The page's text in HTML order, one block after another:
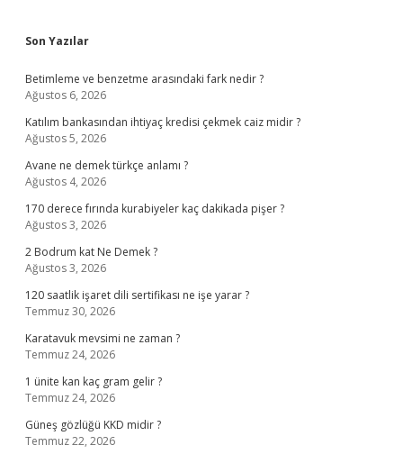
Sidebar
Son Yazılar
Betimleme ve benzetme arasındaki fark nedir ?
Ağustos 6, 2026
Katılım bankasından ihtiyaç kredisi çekmek caiz midir ?
Ağustos 5, 2026
Avane ne demek türkçe anlamı ?
Ağustos 4, 2026
170 derece fırında kurabiyeler kaç dakikada pişer ?
Ağustos 3, 2026
2 Bodrum kat Ne Demek ?
Ağustos 3, 2026
120 saatlik işaret dili sertifikası ne işe yarar ?
Temmuz 30, 2026
Karatavuk mevsimi ne zaman ?
Temmuz 24, 2026
1 ünite kan kaç gram gelir ?
Temmuz 24, 2026
Güneş gözlüğü KKD midir ?
Temmuz 22, 2026